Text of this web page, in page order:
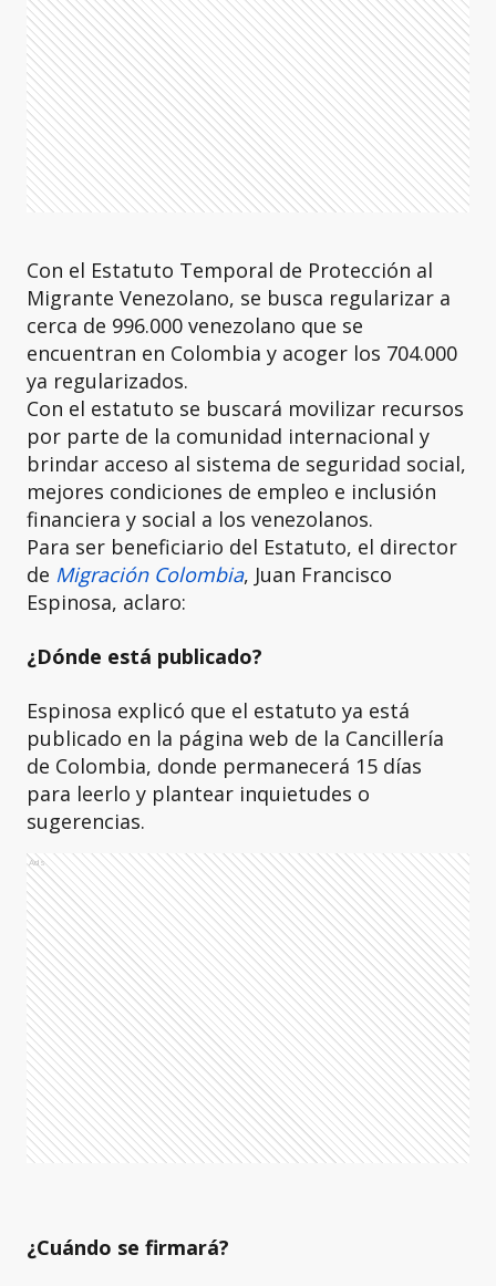
Con el Estatuto Temporal de Protección al
Migrante Venezolano, se busca regularizar a
cerca de 996.000 venezolano que se
encuentran en Colombia y acoger los 704.000
ya regularizados.
Con el estatuto se buscará movilizar recursos
por parte de la comunidad internacional y
brindar acceso al sistema de seguridad social,
mejores condiciones de empleo e inclusión
financiera y social a los venezolanos.
Para ser beneficiario del Estatuto, el director
de Migración Colombia, Juan Francisco
Espinosa, aclaro:
¿Dónde está publicado?
Espinosa explicó que el estatuto ya está
publicado en la página web de la Cancillería
de Colombia, donde permanecerá 15 días
para leerlo y plantear inquietudes o
sugerencias.
Ads
¿Cuándo se firmará?